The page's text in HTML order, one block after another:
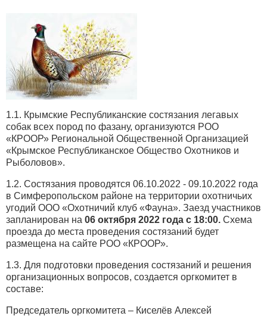
1.1. Крымские Республиканские состязания легавых
собак всех пород по фазану, организуются РОО
«КРООР» Региональной Общественной Организацией
«Крымское Республиканское Общество Охотников и
Рыболовов».
1.2. Состязания проводятся 06.10.2022 - 09.10.2022 года
в Симферопольском районе на территории охотничьих
угодий ООО «Охотничий клуб «Фауна». Заезд участников
запланирован на 06 октября 2022 года с 18:00. Схема
проезда до места проведения состязаний будет
размещена на сайте РОО «КРООР».
1.3. Для подготовки проведения состязаний и решения
организационных вопросов, создается оргкомитет в
составе:
Председатель оргкомитета – Киселёв Алексей